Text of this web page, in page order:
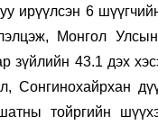
ирүүлсэн 6
Монгол
зүйлийн 43.1 дэх
Сонгинохайрхан
тойргийн